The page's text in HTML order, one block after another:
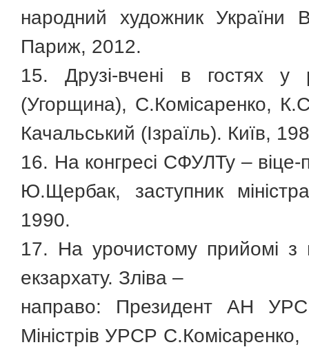
народний художник України
Париж, 2012.
15. Друзі-вчені в гостях у
(Угорщина), С.Комісаренко,
Качальський (Ізраїль). Київ,
16. На конгресі СФУЛТу – віце-
Ю.Щербак, заступник
1990.
17. На урочистому прийомі з
екзархату. Зліва –
направо: Президент АН
Міністрів УРСР